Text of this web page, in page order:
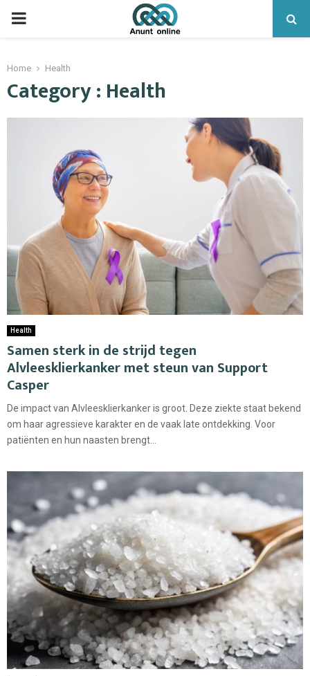
PRIMARY
Home Health
Category : Health
Health
Samen sterk in de strijd tegen
Alvleesklierkanker met steun van Support
Casper
De impact van Alvleesklierkanker is groot. Deze ziekte staat bekend
om haar agressieve karakter en de vaak late ontdekking. Voor
patiënten en hun naasten brengt...